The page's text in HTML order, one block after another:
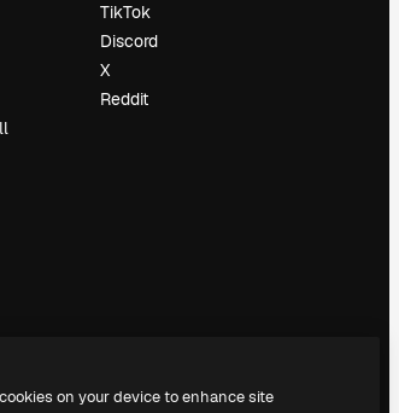
TikTok
Discord
X
Reddit
on your device to enhance site